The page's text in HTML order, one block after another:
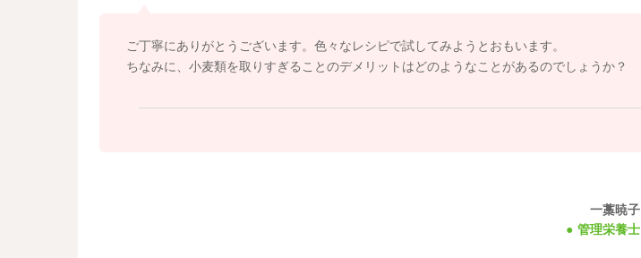
すよ。
ご丁寧にありがとうございます。色々なレシピで試してみようとおもいます。
ちなみに、小麦類を取りすぎることのデメリットはどのようなことがあるのでしょうか？
一藁暁子
管理栄養士